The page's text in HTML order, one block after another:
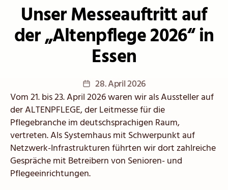
Unser Messeauftritt auf
der „Altenpflege 2026“ in
Essen
Veröffentlichungsdatum
28. April 2026
Vom 21. bis 23. April 2026 waren wir als Aussteller auf
der ALTENPFLEGE, der Leitmesse für die
Pflegebranche im deutschsprachigen Raum,
vertreten. Als Systemhaus mit Schwerpunkt auf
Netzwerk-Infrastrukturen führten wir dort zahlreiche
Gespräche mit Betreibern von Senioren- und
Pflegeeinrichtungen.